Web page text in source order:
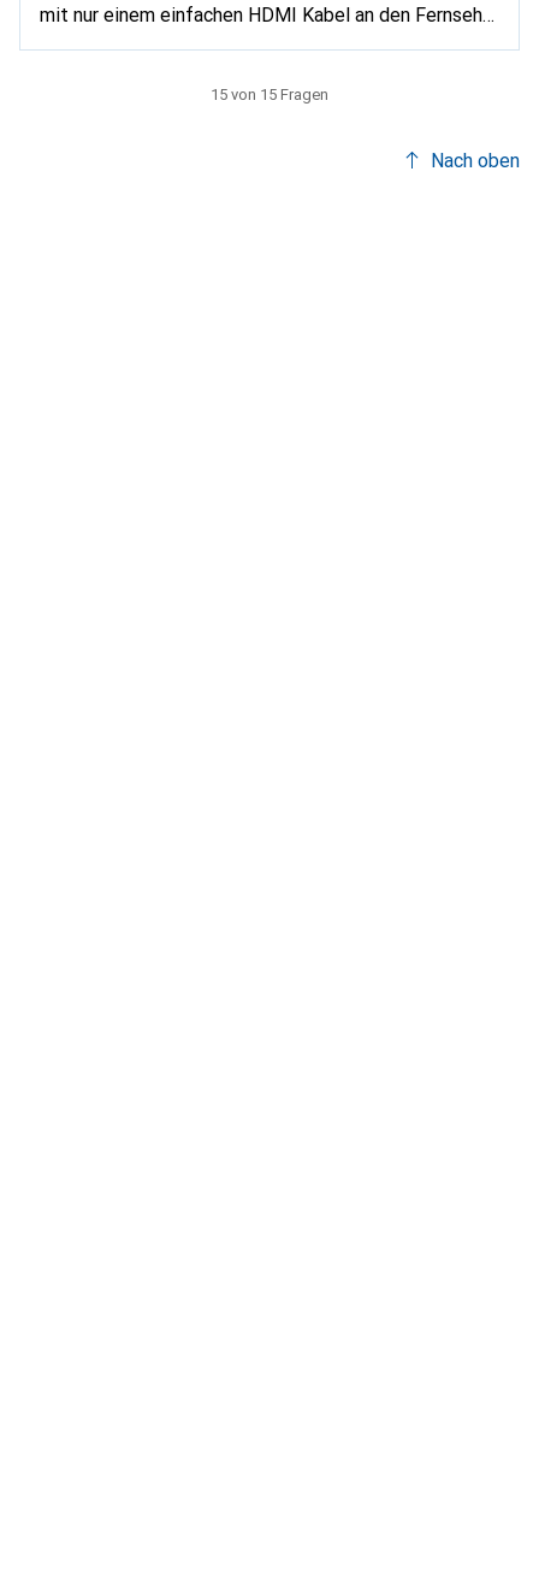
mit nur einem einfachen HDMI Kabel an den Fernseher
angeschlossen werden. Ich gehe davon aus, dass es
15 von 15 Fragen
Nach oben